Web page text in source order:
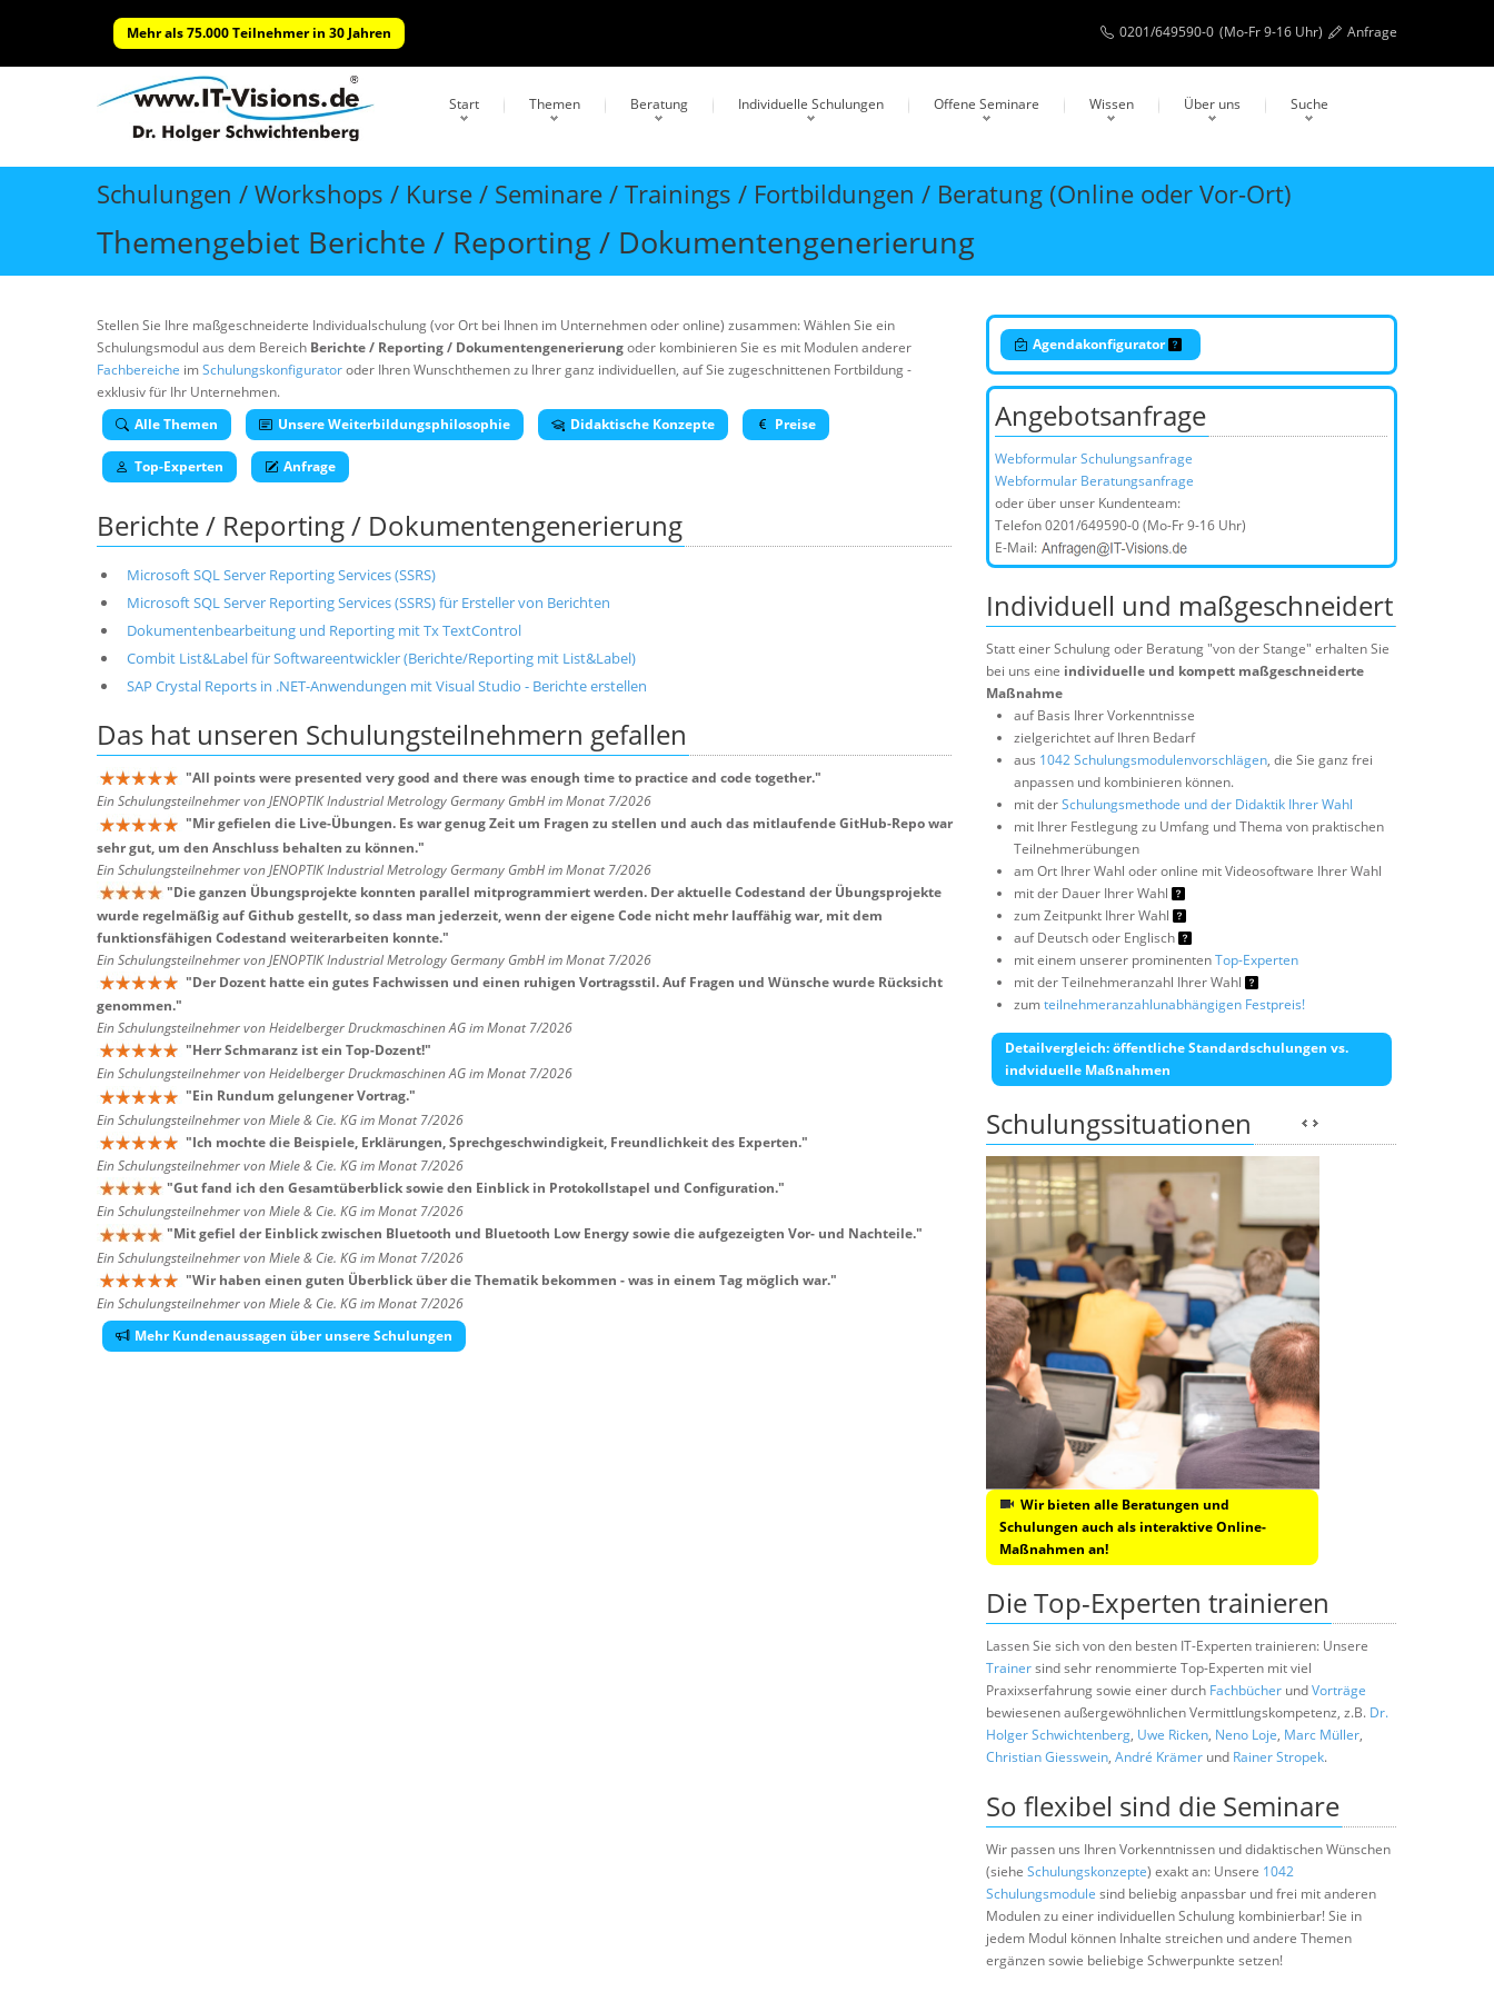
Mehr als 75.000 Teilnehmer in 30 Jahren 0201/649590-0 (Mo-Fr 9-16 Uhr) Anfrage
Start Themen Beratung Individuelle Schulungen Offene Seminare Wissen Über uns Suche
Schulungen / Workshops / Kurse / Seminare / Trainings / Fortbildungen / Beratung (Online oder Vor-Ort)
Themengebiet Berichte / Reporting / Dokumentengenerierung
Stellen Sie Ihre maßgeschneiderte Individualschulung (vor Ort bei Ihnen im Unternehmen oder online) zusammen: Wählen Sie ein
Schulungsmodul aus dem Bereich Berichte / Reporting / Dokumentengenerierungoder kombinieren Sie es mit Modulen anderer
Fachbereiche imSchulungskonfiguratoroder Ihren Wunschthemen zu Ihrer ganz individuellen, auf Sie zugeschnittenen Fortbildung -
exklusiv für Ihr Unternehmen.
Alle Themen
Unsere Weiterbildungsphilosophie Didaktische Konzepte Preise
Top-Experten Anfrage
Berichte / Reporting / Dokumentengenerierung
Microsoft SQL Server Reporting Services (SSRS)
Microsoft SQL Server Reporting Services (SSRS) für Ersteller von Berichten
Dokumentenbearbeitung und Reporting mit Tx TextControl
Combit List&Label für Softwareentwickler (Berichte/Reporting mit List&Label)
SAP Crystal Reports in .NET-Anwendungen mit Visual Studio - Berichte erstellen
Das hat unseren Schulungsteilnehmern gefallen
"All points were presented very good and there was enough time to practice and code together."
Ein Schulungsteilnehmer von JENOPTIK Industrial Metrology Germany GmbH im Monat 7/2026
"Mir gefielen die Live-Übungen. Es war genug Zeit um Fragen zu stellen und auch das mitlaufende GitHub-Repo war
sehr gut, um den Anschluss behalten zu können."
Ein Schulungsteilnehmer von JENOPTIK Industrial Metrology Germany GmbH im Monat 7/2026
"Die ganzen Übungsprojekte konnten parallel mitprogrammiert werden. Der aktuelle Codestand der Übungsprojekte
wurde regelmäßig auf Github gestellt, so dass man jederzeit, wenn der eigene Code nicht mehr lauffähig war, mit dem
funktionsfähigen Codestand weiterarbeiten konnte."
Ein Schulungsteilnehmer von JENOPTIK Industrial Metrology Germany GmbH im Monat 7/2026
"Der Dozent hatte ein gutes Fachwissen und einen ruhigen Vortragsstil. Auf Fragen und Wünsche wurde Rücksicht
genommen."
Ein Schulungsteilnehmer von Heidelberger Druckmaschinen AG im Monat 7/2026
"Herr Schmaranz ist ein Top-Dozent!"
Ein Schulungsteilnehmer von Heidelberger Druckmaschinen AG im Monat 7/2026
"Ein Rundum gelungener Vortrag."
Ein Schulungsteilnehmer von Miele & Cie. KG im Monat 7/2026
"Ich mochte die Beispiele, Erklärungen, Sprechgeschwindigkeit, Freundlichkeit des Experten."
Ein Schulungsteilnehmer von Miele & Cie. KG im Monat 7/2026
"Gut fand ich den Gesamtüberblick sowie den Einblick in Protokollstapel und Configuration."
Ein Schulungsteilnehmer von Miele & Cie. KG im Monat 7/2026
"Mit gefiel der Einblick zwischen Bluetooth und Bluetooth Low Energy sowie die aufgezeigten Vor- und Nachteile."
Ein Schulungsteilnehmer von Miele & Cie. KG im Monat 7/2026
"Wir haben einen guten Überblick über die Thematik bekommen - was in einem Tag möglich war."
Ein Schulungsteilnehmer von Miele & Cie. KG im Monat 7/2026
Mehr Kundenaussagen über unsere Schulungen
Agendakonfigurator
Angebotsanfrage
Webformular Schulungsanfrage
Webformular Beratungsanfrage
oder über unser Kundenteam:
Telefon0201/649590-0(Mo-Fr 9-16 Uhr)
E-Mail:
Individuell und maßgeschneidert
Statt einer Schulung oder Beratung "von der Stange" erhalten Sie
bei uns eine individuelle und kompett maßgeschneiderte
Maßnahme
auf Basis Ihrer Vorkenntnisse
zielgerichtet auf Ihren Bedarf
aus 1042 Schulungsmodulenvorschlägen, die Sie ganz frei
anpassen und kombinieren können.
mit derSchulungsmethode und der Didaktik Ihrer Wahl
mit Ihrer Festlegung zu Umfang und Thema von praktischen
Teilnehmerübungen
am Ort Ihrer Wahl oder online mit Videosoftware Ihrer Wahl
mit der Dauer Ihrer Wahl
zum Zeitpunkt Ihrer Wahl
auf Deutsch oder Englisch
mit einem unserer prominentenTop-Experten
mit der Teilnehmeranzahl Ihrer Wahl
zumteilnehmeranzahlunabhängigen Festpreis!
Detailvergleich: öffentliche Standardschulungen vs.
indviduelle Maßnahmen
Schulungssituationen
Wir bieten alle Beratungen und
Schulungen auch als interaktive Online-
Maßnahmen an!
Die Top-Experten trainieren
Lassen Sie sich von den besten IT-Experten trainieren: Unsere
Trainersind sehr renommierte Top-Experten mit viel
Praxixserfahrung sowie einer durch Fachbücher undVorträge
bewiesenen außergewöhnlichen Vermittlungskompetenz, z.B. Dr.
Holger Schwichtenberg, Uwe Ricken, Neno Loje, Marc Müller,
Christian Giesswein, André Krämer und Rainer Stropek.
So flexibel sind die Seminare
Wir passen uns Ihren Vorkenntnissen und didaktischen Wünschen
(siehe Schulungskonzepte) exakt an: Unsere 1042
Schulungsmodule sind beliebig anpassbar und frei mit anderen
Modulen zu einer individuellen Schulung kombinierbar! Sie in
jedem Modul können Inhalte streichen und andere Themen
ergänzen sowie beliebige Schwerpunkte setzen!